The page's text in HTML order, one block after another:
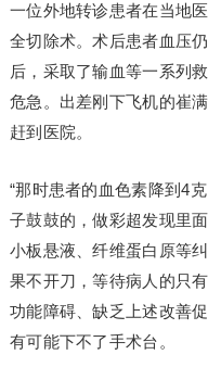
一位外地转诊患者在当地
全切除术。术后患者血压
后，采取了输血等一系列
危急。出差刚下飞机的崔
赶到医院。
“那时患者的血色素降到4
子鼓鼓的，做彩超发现里
小板悬液、纤维蛋白原等
果不开刀，等待病人的只
功能障碍、缺乏上述改善
有可能下不了手术台。